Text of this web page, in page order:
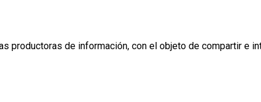
de información, con el objeto de compartir e